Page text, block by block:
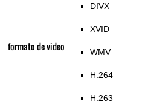
formato de video
DIVX
XVID
WMV
H.264
H.263